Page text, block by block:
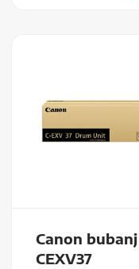
Canon bubanj
CEXV37